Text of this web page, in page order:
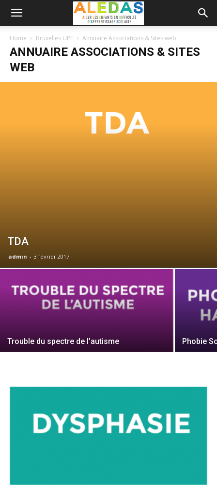
Home Bruxelles UPE Annuaire Associations & Sites web
ANNUAIRE ASSOCIATIONS & SITES
WEB
TDA
admin - 3 février 2017
Trouble du spectre de l’autisme Phobie